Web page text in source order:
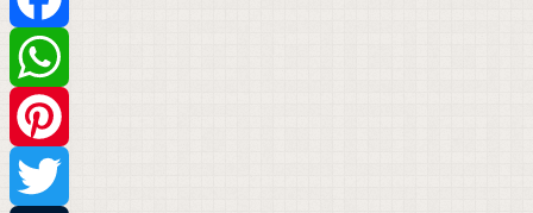
Facebook
WhatsApp
Pinterest